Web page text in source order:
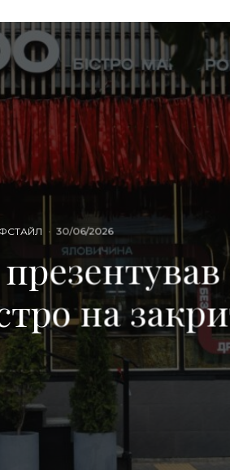
· 30/06/2026
на